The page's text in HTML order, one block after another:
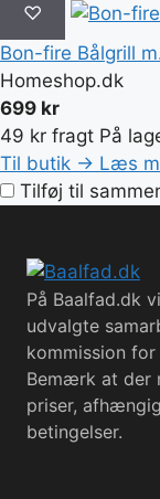
♡
Bon-fire Bålgrill
Homeshop.dk
699 kr
49 kr fragt På
Til butik → Læs
Tilføj til
På Baalfad.dk
udvalgte
kommission
Bemærk at der
priser,
betingelser.